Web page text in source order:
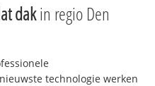
dakin regio Den
technologie werken